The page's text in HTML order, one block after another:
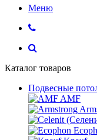
Меню
Каталог товаров
Подвесные
AMF